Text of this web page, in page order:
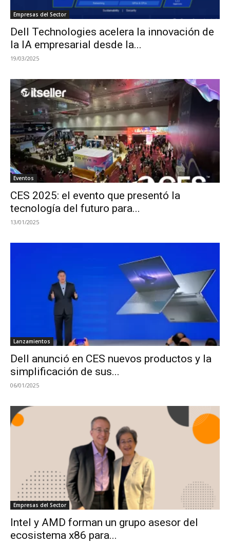
Empresas del Sector
Dell Technologies acelera la innovación de
la IA empresarial desde la...
19/03/2025
Eventos
CES 2025: el evento que presentó la
tecnología del futuro para...
13/01/2025
Lanzamientos
Dell anunció en CES nuevos productos y la
simplificación de sus...
06/01/2025
Empresas del Sector
Intel y AMD forman un grupo asesor del
ecosistema x86 para...